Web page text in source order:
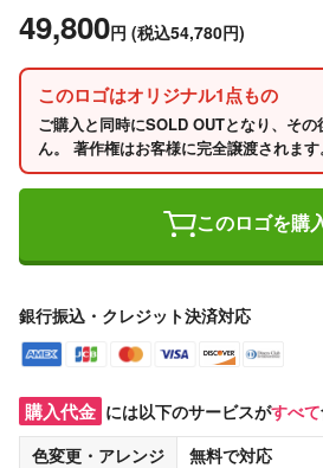
49,800円 (税込54,780円)
このロゴはオリジナル1点もの
ご購入と同時にSOLD OUTとなり、そ
ん。 著作権はお客様に完全譲渡されます
このロゴを購
銀行振込・クレジット決済対応
購入代金 には以下のサービスがすべて
色変更・アレンジ
無料で対応